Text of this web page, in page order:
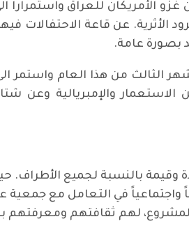
الأمريكان للعراق واستمراراً
الأثرية. عن قاعة الاحتفالات
بصورة عامة.
الاستعمار والإمبريالية وعن
وقيمة بالنسبة لجميع
واجتماعياً في التعامل مع جمعية
لهم ثقافتهم ومعرفتهم